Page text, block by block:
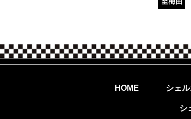
HOME シェ
シ